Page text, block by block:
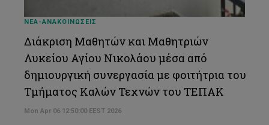
ΝΕΑ-ΑΝΑΚΟΙΝΩΣΕΙΣ
Διάκριση Μαθητών και Μαθητριών
Λυκείου Αγίου Νικολάου μέσα από
δημιουργική συνεργασία με φοιτήτρια του
Τμήματος Καλών Τεχνών του ΤΕΠΑΚ
Mon Apr 06 12:50:00 EEST 2026